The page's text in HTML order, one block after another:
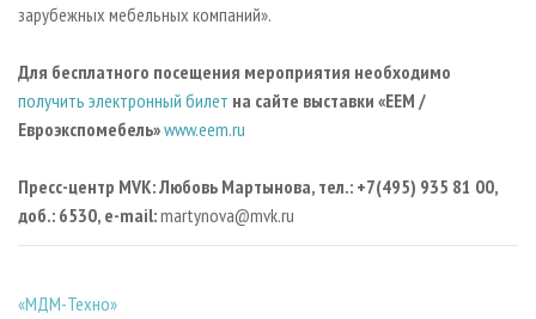
зарубежных мебельных компаний».
Для бесплатного посещения мероприятия необходимо
получить электронный билет на сайте выставки «EEM /
Евроэкспомебель»www.eem.ru
Пресс-центр MVK: Любовь Мартынова, тел.: +7(495) 935 81 00,
доб.: 6530, e-mail:martynova@mvk.ru
«МДМ-Техно»